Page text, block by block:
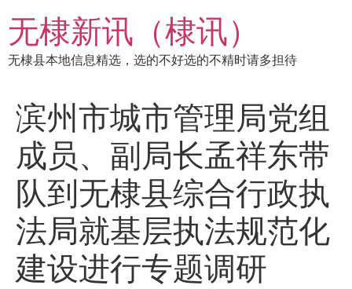
到
内
容
无棣新讯（棣讯）
无棣县本地信息精选，选的不好选的不精时请多担待
滨州市城市管理局党组
成员、副局长孟祥东带
队到无棣县综合行政执
法局就基层执法规范化
建设进行专题调研